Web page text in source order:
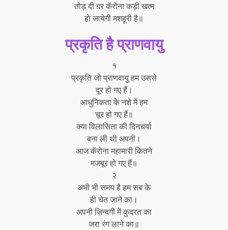
तोड़ दी ग़र कॅरोना कड़ी खत्म
हो जायेगी मशहूरी है॥
प्रकृति है प्राणवायु
१
प्रकृति जो प्राणवायु हम उससे
दूर हो गए हैं।
आधुनिकता के नशे में हम
चूर हो गए हैं॥
क्या विलासिता की दिनचर्या
बना ली थी अपनी।
आज कॅरोना महामारी कितने
मजबूर हो गए हैं॥
२
अभी भी समय है हम सब के
ही चेत जाने का।
अपनी ज़िन्दगी में कुदरत का
जरा रंग लाने का॥